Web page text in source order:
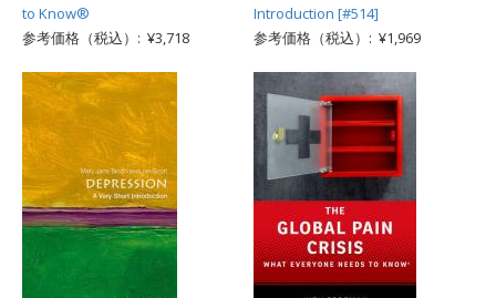
to Know®
参考価格（税込）: ¥3,718
Introduction [#514]
参考価格（税込）: ¥1,969